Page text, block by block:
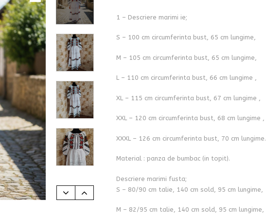
1 – Descriere marimi ie;
S – 100 cm circumferinta bust, 65 cm lungime,
M – 105 cm circumferinta bust, 65 cm lungime,
L – 110 cm circumferinta bust, 66 cm lungime ,
XL – 115 cm circumferinta bust, 67 cm lungime ,
XXL – 120 cm circumferinta bust, 68 cm lungime ,
XXXL – 126 cm circumferinta bust, 70 cm lungime.
Material : panza de bumbac (in topit).
Descriere marimi fusta;
S – 80/90 cm talie, 140 cm sold, 95 cm lungime,
M – 82/95 cm talie, 140 cm sold, 95 cm lungime,